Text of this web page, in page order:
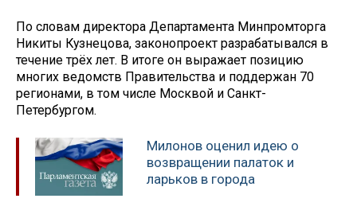
По словам директора Департамента Минпромторга
Никиты Кузнецова, законопроект разрабатывался в
течение трёх лет. В итоге он выражает позицию
многих ведомств Правительства и поддержан 70
регионами, в том числе Москвой и Санкт-
Петербургом.
Милонов оценил идею о
возвращении палаток и
ларьков в города